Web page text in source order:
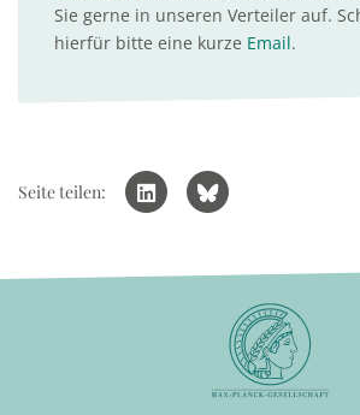
Sie gerne in unseren Verteiler auf.
hierfür bitte eine kurze Email.
Seite teilen: